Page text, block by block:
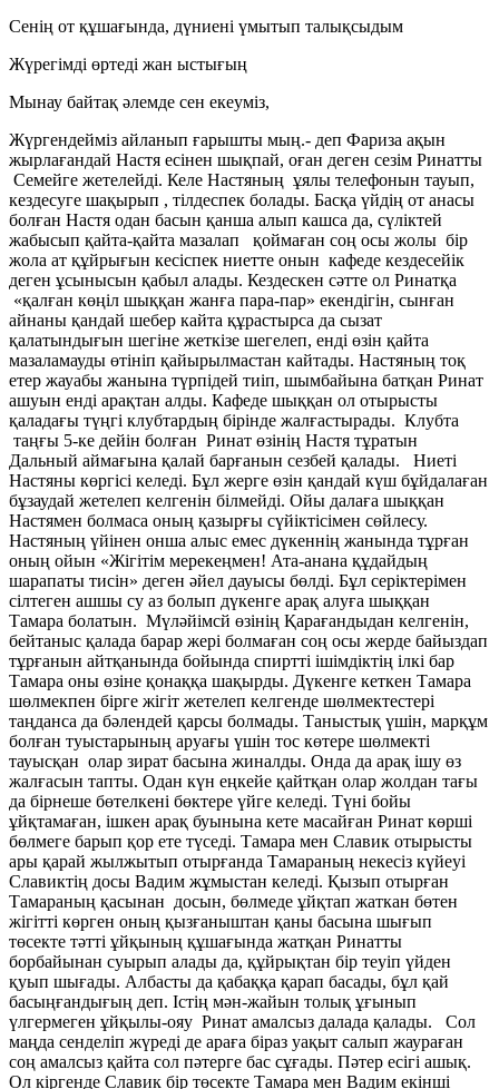
Сенің от құшағында, дүниені үмытып талықсыдым
Жүрегімді өртеді жан ыстығың
Мынау байтақ әлемде сен екеуміз,
Жүргендейміз айланып ғарышты мың.- деп Фариза ақын
жырлағандай Настя есінен шықпай, оған деген сезім Ринатты
Семейге жетелейді. Келе Настяның ұялы телефонын тауып,
кездесуге шақырып , тілдеспек болады. Басқа үйдің от анасы
болған Настя одан басын қанша алып кашса да, сүліктей
жабысып қайта-қайта мазалап қоймаған соң осы жолы бір
жола ат құйрығын кесіспек ниетте онын кафеде кездесейік
деген ұсынысын қабыл алады. Кездескен сәтте ол Ринатқа
«қалған көңіл шыққан жанға пара-пар» екендігін, сынған
айнаны қандай шебер кайта құрастырса да сызат
қалатындығын шегіне жеткізе шегелеп, енді өзін қайта
мазаламауды өтініп қайырылмастан кайтады. Настяның тоқ
етер жауабы жанына түрпідей тиіп, шымбайына батқан Ринат
ашуын енді арақтан алды. Кафеде шыққан ол отырысты
қаладағы түңгі клубтардың бірінде жалғастырады. Клубта
таңғы 5-ке дейін болған Ринат өзінің Настя тұратын
Дальный аймағына қалай барғанын сезбей қалады. Ниеті
Настяны көргісі келеді. Бұл жерге өзін қандай күш бұйдалаған
бұзаудай жетелеп келгенін білмейді. Ойы далаға шыққан
Настямен болмаса оның қазырғы сүйіктісімен сөйлесу.
Настяның үйінен онша алыс емес дүкеннің жанында тұрған
оның ойын «Жігітім мерекеңмен! Ата-анана құдайдың
шарапаты тисін» деген әйел дауысы бөлді. Бұл серіктерімен
сілтеген ашшы су аз болып дүкенге арақ алуға шыққан
Тамара болатын. Мүләйімсй өзінің Қарағандыдан келгенін,
бейтаныс қалада барар жері болмаған соң осы жерде байыздап
тұрғанын айтқанында бойында спиртті ішімдіктің ілкі бар
Тамара оны өзіне қонаққа шақырды. Дүкенге кеткен Тамара
шөлмекпен бірге жігіт жетелеп келгенде шөлмектестері
таңданса да бәлендей қарсы болмады. Таныстық үшін, марқұм
болған туыстарының аруағы үшін тос көтере шөлмекті
тауысқан олар зират басына жиналды. Онда да арақ ішу өз
жалғасын тапты. Одан күн еңкейе қайтқан олар жолдан тағы
да бірнеше бөтелкені бөктере үйге келеді. Түні бойы
ұйқтамаған, ішкен арақ буынына кете масайған Ринат көрші
бөлмеге барып қор ете түседі. Тамара мен Славик отырысты
ары қарай жылжытып отырғанда Тамараның некесіз күйеуі
Славиктің досы Вадим жұмыстан келеді. Қызып отырған
Тамараның қасынан досын, бөлмеде ұйқтап жаткан бөтен
жігітті көрген оның қызғаныштан қаны басына шығып
төсекте тәтті ұйқының құшағында жатқан Ринатты
борбайынан суырып алады да, құйрықтан бір теуіп үйден
қуып шығады. Албасты да қабаққа қарап басады, бұл қай
басыңғандығың деп. Істің мән-жайын толық ұғынып
үлгермеген ұйқылы-ояу Ринат амалсыз далада қалады. Сол
маңда сенделіп жүреді де араға біраз уақыт салып жаураған
соң амалсыз қайта сол пәтерге бас сұғады. Пәтер есігі ашық.
Ол кіргенде Славик бір төсекте Тамара мен Вадим екінші